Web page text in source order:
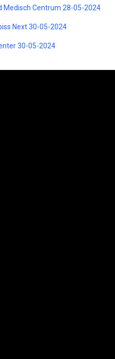
Medisch Centrum 28-05-2024
Next 30-05-2024
30-05-2024